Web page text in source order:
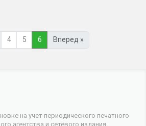
4 5 6 Вперед »
на учет периодического печатного
агентства и сетевого издания